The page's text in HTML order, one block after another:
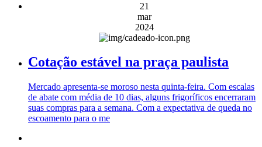
21
mar
2024
Cotação estável na praça paulista
Mercado apresenta-se moroso nesta quinta-feira. Com escalas
de abate com média de 10 dias, alguns frigoríficos encerraram
suas compras para a semana. Com a expectativa de queda no
escoamento para o me